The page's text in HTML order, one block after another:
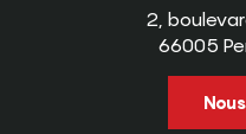
2,
66005